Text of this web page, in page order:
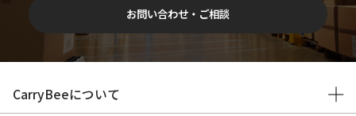
お問い合わせ・ご相談
CarryBeeについて